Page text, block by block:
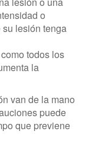
o
lesión tenga
todos los
la
van de la mano
puede
que previene